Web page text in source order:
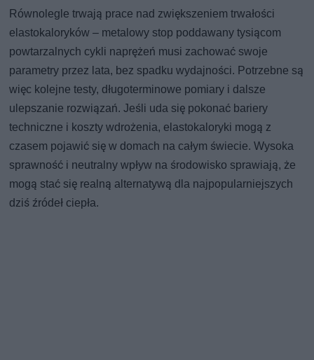
Równolegle trwają prace nad zwiększeniem trwałości
elastokaloryków – metalowy stop poddawany tysiącom
powtarzalnych cykli naprężeń musi zachować swoje
parametry przez lata, bez spadku wydajności. Potrzebne są
więc kolejne testy, długoterminowe pomiary i dalsze
ulepszanie rozwiązań. Jeśli uda się pokonać bariery
techniczne i koszty wdrożenia, elastokaloryki mogą z
czasem pojawić się w domach na całym świecie. Wysoka
sprawność i neutralny wpływ na środowisko sprawiają, że
mogą stać się realną alternatywą dla najpopularniejszych
dziś źródeł ciepła.